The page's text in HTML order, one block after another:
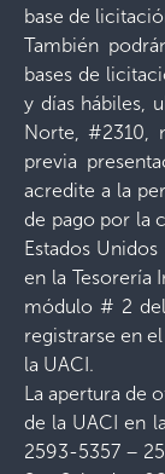
base de
También
bases de
y días hábiles,
Norte, #2310,
previa
acredite a la
de pago por la
Estados
en la Tesorería
módulo # 2 del
registrarse en
la UACI.
La apertura de
de la UACI en
2593-5357 –